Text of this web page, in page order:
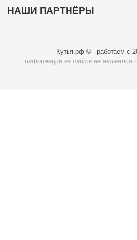
НАШИ ПАРТНЁРЫ
Кутья.рф © - работаем с
информация на сайте не является